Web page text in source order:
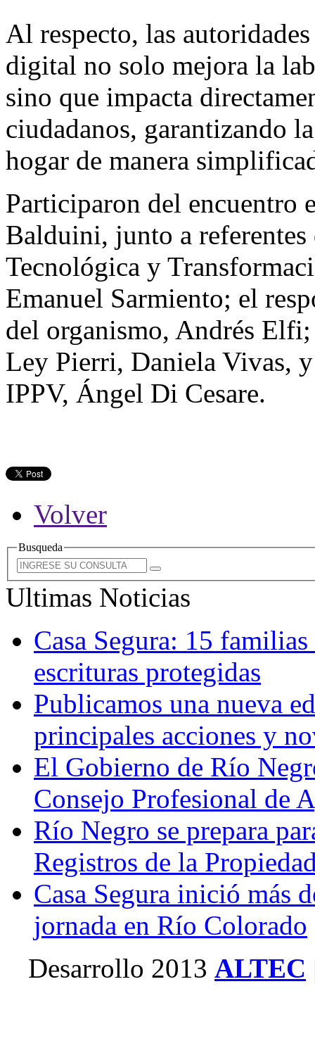
Al respecto, las
digital no solo mejora la
sino que impacta
ciudadanos, garantizando
hogar de manera
Participaron del encuentro
Balduini, junto a
Tecnológica y
Emanuel Sarmiento; el
del organismo, Andrés
Ley Pierri, Daniela Vivas,
IPPV, Ángel Di Cesare.
Volver
Busqueda
Ultimas Noticias
Casa Segura: 15
escrituras protegidas
Publicamos una nueva
principales acciones y
El Gobierno de Río
Consejo Profesional de
Río Negro se prepara
Registros de la
Casa Segura inició más
jornada en Río Colorado
Desarrollo 2013 ALTEC